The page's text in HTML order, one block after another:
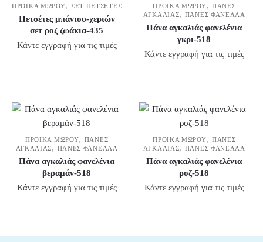
ΠΡΟΊΚΑ ΜΩΡΟΎ, ΣΕΤ ΠΕΤΣΈΤΕΣ
Πετσέτες μπάνιου-χεριών
σετ ροζ ζωάκια-435
Κάντε εγγραφή για τις τιμές
ΠΡΟΊΚΑ ΜΩΡΟΎ, ΠΆΝΕΣ
ΑΓΚΑΛΙΆΣ, ΠΆΝΕΣ ΦΑΝΈΛΛΑ
Πάνα αγκαλιάς φανελένια
γκρι-518
Κάντε εγγραφή για τις τιμές
ΠΡΟΊΚΑ ΜΩΡΟΎ, ΠΆΝΕΣ
ΑΓΚΑΛΙΆΣ, ΠΆΝΕΣ ΦΑΝΈΛΛΑ
Πάνα αγκαλιάς φανελένια
βεραμάν-518
Κάντε εγγραφή για τις τιμές
ΠΡΟΊΚΑ ΜΩΡΟΎ, ΠΆΝΕΣ
ΑΓΚΑΛΙΆΣ, ΠΆΝΕΣ ΦΑΝΈΛΛΑ
Πάνα αγκαλιάς φανελένια
ροζ-518
Κάντε εγγραφή για τις τιμές